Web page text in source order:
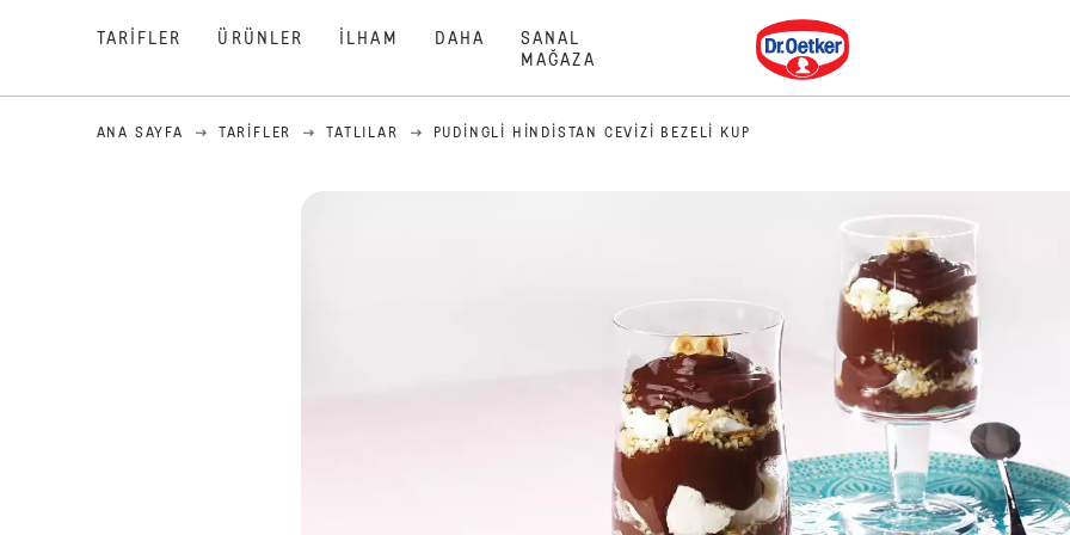
TARIFLER ÜRÜNLER İLHAM DAHA
SANAL
MAĞAZA
Dr. Oetker
ANA SAYFA TARIFLER TATLILAR PUDINGLI HINDISTAN CEVIZI BEZELI KUP